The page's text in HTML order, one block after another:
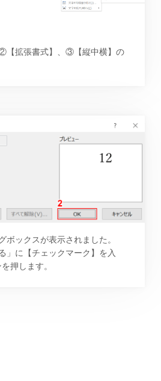
【拡張書式】、③【縦中横】の
ボックスが表示されました。
」に【チェックマーク】を入
押します。